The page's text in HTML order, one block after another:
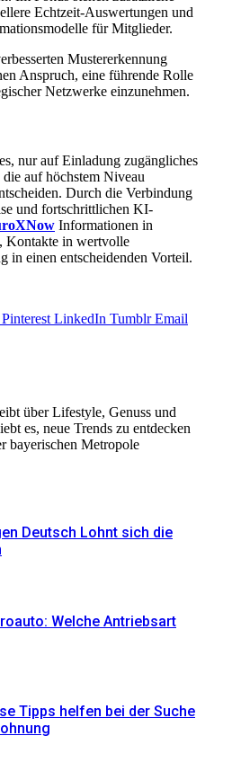
Echtzeit-Auswertungen und
für Mitglieder.
Mustererkennung
Anspruch, eine führende Rolle
Netzwerke einzunehmen.
nur auf Einladung zugängliches
auf höchstem Niveau
Durch die Verbindung
und fortschrittlichen KI-
Informationen in
Kontakte in wertvolle
in einen entscheidenden Vorteil.
Pinterest LinkedIn Tumblr Email
über Lifestyle, Genuss und
es, neue Trends zu entdecken
bayerischen Metropole
Deutsch Lohnt sich die
Welche Antriebsart
Tipps helfen bei der Suche